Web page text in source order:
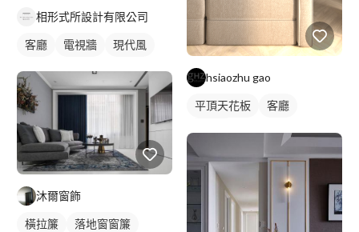
相形式所設計有限公司
客廳 電視牆 現代風
沐爾窗飾
橫拉簾 落地窗窗簾
hsiaozhu gao
平頂天花板
客廳